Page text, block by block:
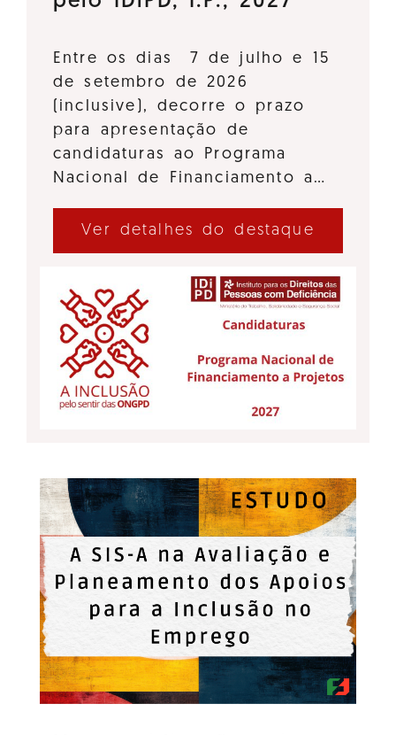
Entre os dias 7 de julho e 15
de setembro de 2026
(inclusive), decorre o prazo
para apresentação de
candidaturas ao Programa
Nacional de Financiamento a…
Ver detalhes do destaque